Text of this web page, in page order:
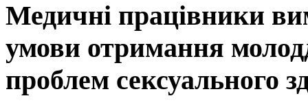
Медичні працівники
умови отримання
проблем сексуального